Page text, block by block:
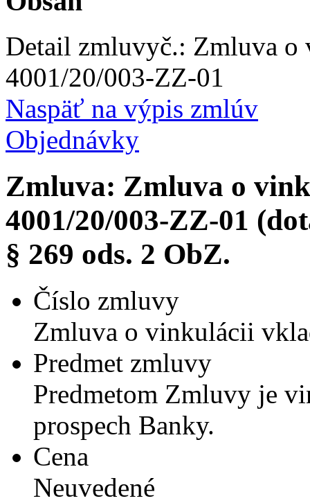
Detail zmluvyč.: Zmluva o
4001/20/003-ZZ-01
Naspäť na výpis zmlúv
Objednávky
Zmluva: Zmluva o
4001/20/003-ZZ-01
§ 269 ods. 2 ObZ.
Číslo zmluvy
Zmluva o vinkulácii
Predmet zmluvy
Predmetom Zmluvy je
prospech Banky.
Cena
Neuvedené